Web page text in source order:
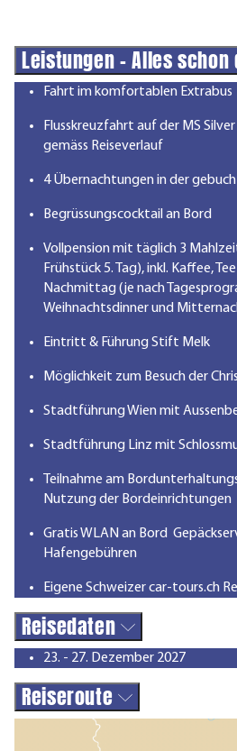
Leistungen - Alles
Fahrt im komfortablen Extrabus
Flusskreuzfahrt auf der MS
gemäss Reiseverlauf
4 Übernachtungen in der
Begrüssungscocktail an Bord
Vollpension mit täglich 3
Frühstück 5. Tag), inkl. Kaffee,
Nachmittag (je nach
Weihnachtsdinner und
Eintritt & Führung Stift Melk
Möglichkeit zum Besuch der
Stadtführung Wien mit
Stadtführung Linz mit
Teilnahme am
Nutzung der Bordeinrichtungen
Gratis WLAN an Bord
Hafengebühren
Eigene Schweizer car-tours.ch
Reisedaten
23. - 27. Dezember 2027
Reiseroute